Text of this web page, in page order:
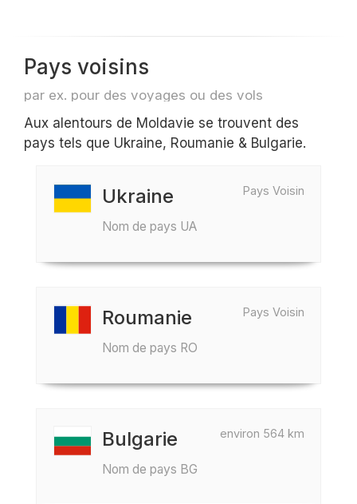
Pays voisins
par ex. pour des voyages ou des vols
Aux alentours de Moldavie se trouvent des
pays tels que Ukraine, Roumanie & Bulgarie.
Pays Voisin
Ukraine
Nom de pays UA
Pays Voisin
Roumanie
Nom de pays RO
environ 564 km
Bulgarie
Nom de pays BG